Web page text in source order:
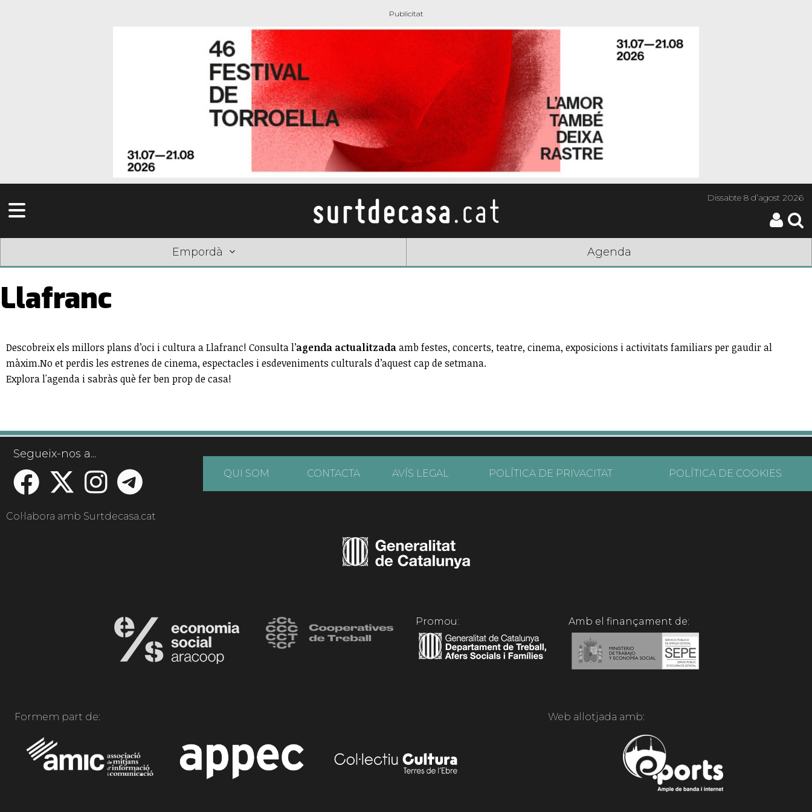
Dissabte8 d’agost 2026
Empordà Agenda
Llafranc
Descobreix els millors plans d’oci i cultura a Llafranc! Consulta l’agenda actualitzadaamb festes, concerts, teatre, cinema, exposicions i activitats familiars per gaudir al
màxim.No et perdis les estrenes de cinema, espectacles i esdeveniments culturals d’aquest cap de setmana.
Explora l'agenda i sabràs què fer ben prop de casa!
Segueix-nos a...
QUI SOM CONTACTA AVÍS LEGAL POLÍTICA DE PRIVACITAT POLÍTICA DE COOKIES
Col·labora amb Surtdecasa.cat
Promou: Amb el finançament de:
Formem part de: Web allotjada amb: